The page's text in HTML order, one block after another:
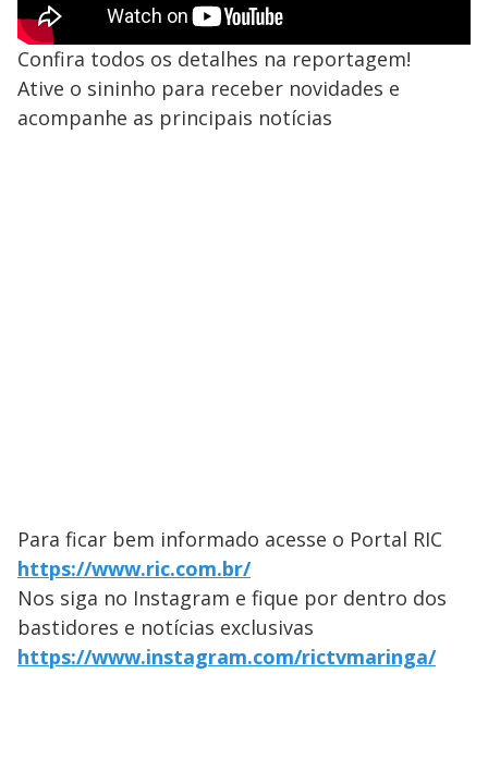
Confira todos os detalhes na reportagem!
Ative o sininho para receber novidades e
acompanhe as principais notícias
Para ficar bem informado acesse o Portal RIC
https://www.ric.com.br/
Nos siga no Instagram e fique por dentro dos
bastidores e notícias exclusivas
https://www.instagram.com/rictvmaringa/